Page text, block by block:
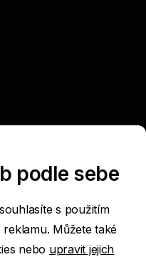
stránek
podle sebe
s použitím
Můžete také
nebo upravit jejich